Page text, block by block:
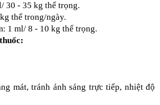
30 - 35 kg thể trọng.
thể trong/ngày.
1 ml/ 8 - 10 kg thể trọng.
mát, tránh ánh sáng trực tiếp, nhiệt độ